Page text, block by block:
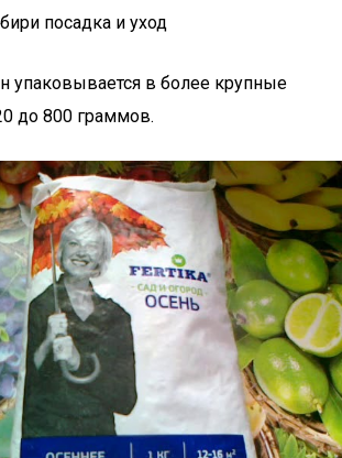
посадка и уход
упаковывается в более крупные
до 800 граммов.